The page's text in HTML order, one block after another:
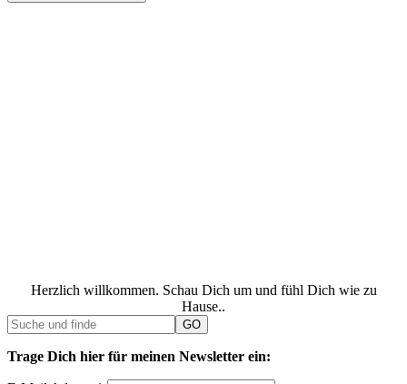
Herzlich willkommen. Schau Dich um und fühl Dich wie zu
Hause..
Trage Dich hier für meinen Newsletter ein: